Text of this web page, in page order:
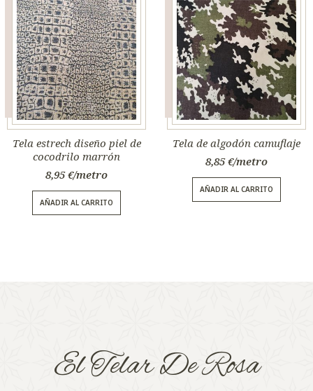
Tela estrech diseño piel de
cocodrilo marrón
8,95€
AÑADIR AL CARRITO
Tela de algodón camuflaje
8,85€
AÑADIR AL CARRITO
El Telar De Rosa